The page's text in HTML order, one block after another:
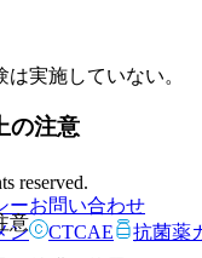
実施していない。
の注意
意
reserved.
ーお問い合わせ
ン CTCAE 抗菌薬